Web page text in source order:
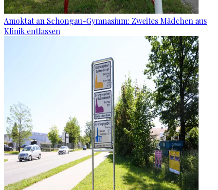
Amoktat an Schongau-Gymnasium: Zweites Mädchen aus
Klinik entlassen